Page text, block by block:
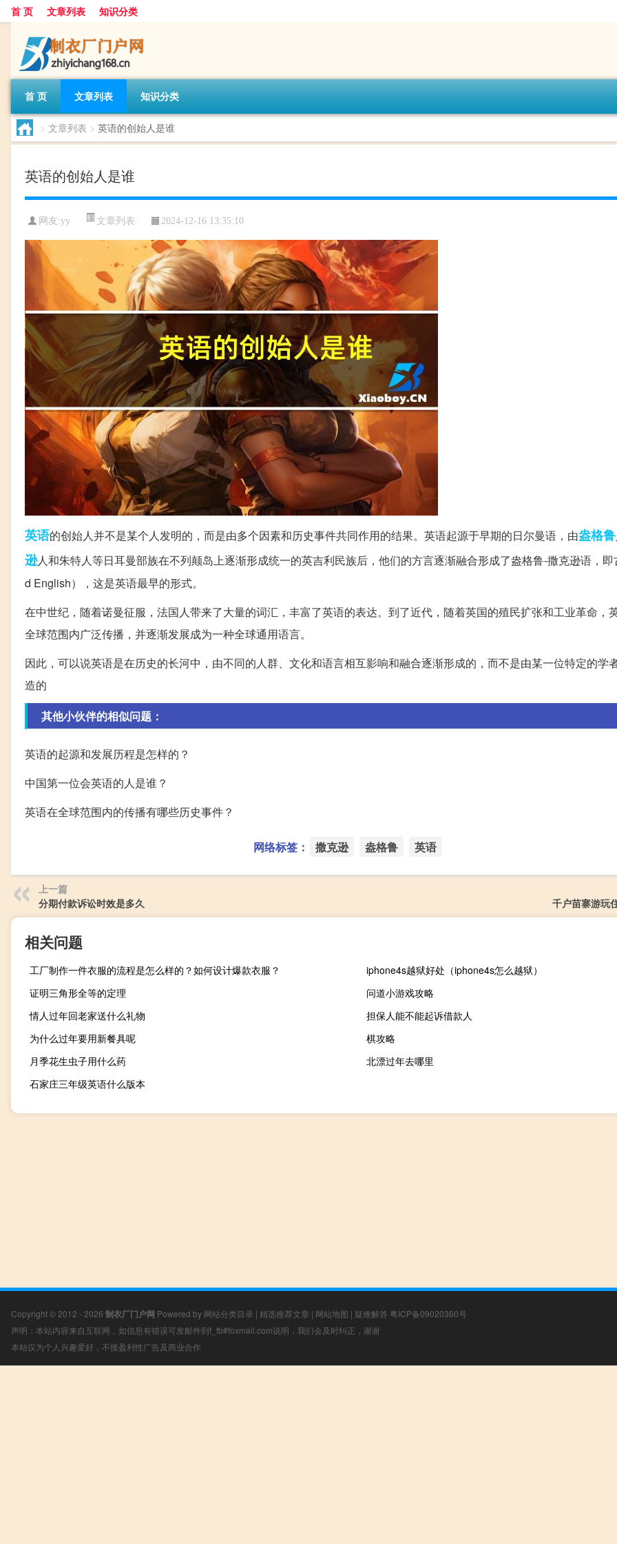
首 页 文章列表 知识分类
首 页 文章列表 知识分类
> 文章列表 > 英语的创始人是谁
英语的创始人是谁
网友:yy 文章列表 2024-12-16 13:35:10
英语的创始人并不是某个人发明的，而是由多个因素和历史事件共同作用的结果。英语起源于早期的日尔曼语，由盎格鲁
逊人和朱特人等日耳曼部族在不列颠岛上逐渐形成统一的英吉利民族后，他们的方言逐渐融合形成了盎格鲁-撒克逊语，
d English），这是英语最早的形式。
在中世纪，随着诺曼征服，法国人带来了大量的词汇，丰富了英语的表达。到了近代，随着英国的殖民扩张和工业革命，
全球范围内广泛传播，并逐渐发展成为一种全球通用语言。
因此，可以说英语是在历史的长河中，由不同的人群、文化和语言相互影响和融合逐渐形成的，而不是由某一位特定的学
造的
其他小伙伴的相似问题：
英语的起源和发展历程是怎样的？
中国第一位会英语的人是谁？
英语在全球范围内的传播有哪些历史事件？
网络标签： 撒克逊 盎格鲁 英语
上一篇
分期付款诉讼时效是多久
千户苗寨游玩
相关问题
工厂制作一件衣服的流程是怎么样的？如何设计爆款衣服？
iphone4s越狱好处（iphone4s怎么越狱）
证明三角形全等的定理
问道小游戏攻略
情人过年回老家送什么礼物
担保人能不能起诉借款人
为什么过年要用新餐具呢
棋攻略
月季花生虫子用什么药
北漂过年去哪里
石家庄三年级英语什么版本
Copyright © 2012 - 2026 制衣厂门户网 Powered by 网站分类目录 | 精选推荐文章 | 网站地图 | 疑难解答 粤ICP备09020360号
声明：本站内容来自互联网，如信息有错误可发邮件到f_fb#foxmail.com说明，我们会及时纠正，谢谢
本站仅为个人兴趣爱好，不接盈利性广告及商业合作